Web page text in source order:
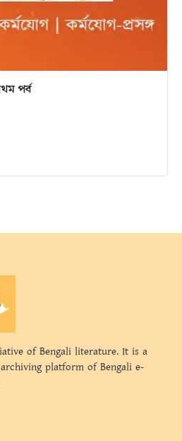
পর্ব
of Bengali literature. It is a
platform of Bengali e-